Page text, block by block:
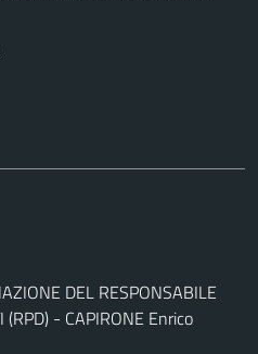
DEL RESPONSABILE
(RPD) - CAPIRONE Enrico